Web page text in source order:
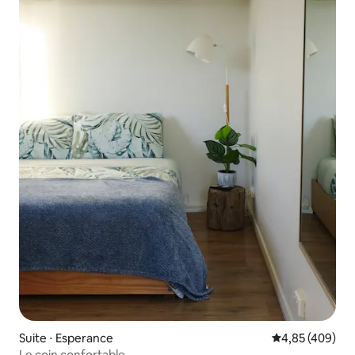
Suite ⋅ Esperance Évaluation
4,85 (409)